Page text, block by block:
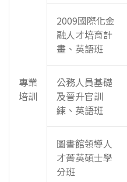
專業
培訓
2009國際化金
融人才培育計
畫、英語班
公務人員基礎
及晉升官訓
練、英語班
圖書館領導人
才菁英碩士學
分班